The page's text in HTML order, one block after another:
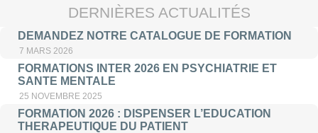
DERNIÈRES ACTUALITÉS
DEMANDEZ NOTRE CATALOGUE DE FORMATION
7 MARS 2026
FORMATIONS INTER 2026 EN PSYCHIATRIE ET
SANTE MENTALE
25 NOVEMBRE 2025
FORMATION 2026 : DISPENSER L’EDUCATION
THERAPEUTIQUE DU PATIENT